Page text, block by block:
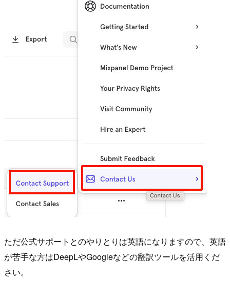
ただ公式サポートとのやりとりは英語になりますので、英語
が苦手な方はDeepLやGoogleなどの翻訳ツールを活用くだ
さい。